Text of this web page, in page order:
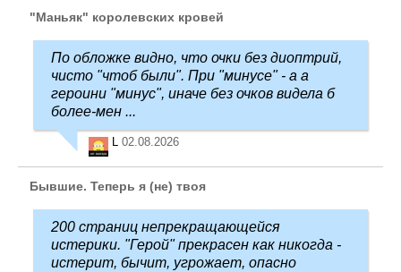
"Маньяк" королевских кровей
По обложке видно, что очки без диоптрий,
чисто "чтоб были". При "минусе" - а а
героини "минус", иначе без очков видела б
более-мен ...
02.08.2026
Бывшие. Теперь я (не) твоя
200 страниц непрекращающейся
истерики. "Герой" прекрасен как никогда -
истерит, бычит, угрожает, опасно